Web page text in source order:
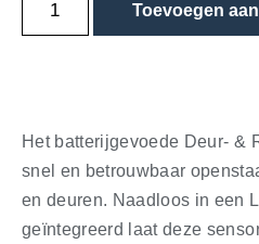
Toevoegen
Het batterijgevoede Deur- &
snel en betrouwbaar
en deuren. Naadloos in een
geïntegreerd laat deze